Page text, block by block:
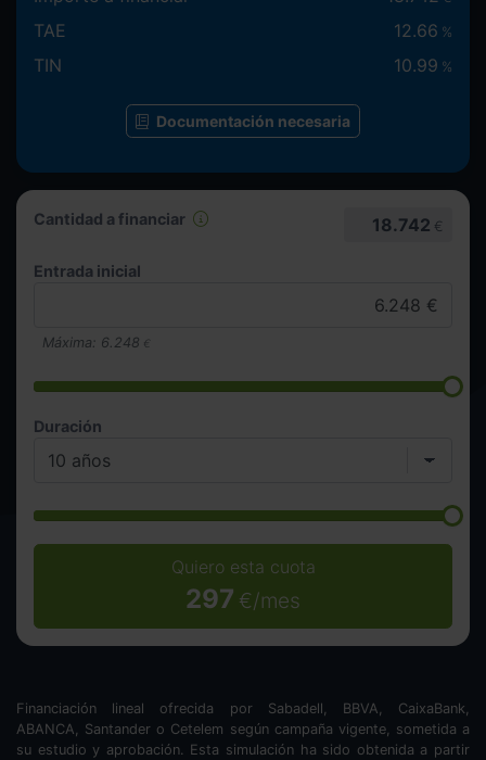
Cantidad a financiar 18.742 €
Entrada inicial
Máxima: 6.248 €
Duración
Quiero esta cuota
297 €/mes
TAE 12.66 %
TIN 10.99 %
Documentación necesaria
Financiación lineal ofrecida por Sabadell, BBVA, CaixaBank,
ABANCA, Santander o Cetelem según campaña vigente, sometida a
su estudio y aprobación. Esta simulación ha sido obtenida a partir